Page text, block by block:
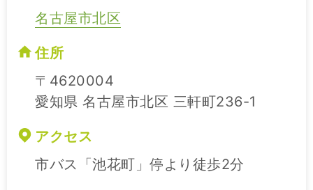
名古屋市北区
住所
〒4620004
愛知県 名古屋市北区 三軒町236-1
アクセス
市バス「池花町」停より徒歩2分